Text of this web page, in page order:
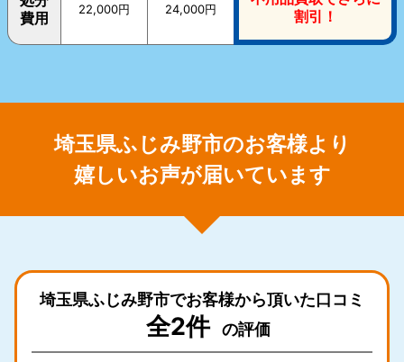
費用
22,000円 24,000円
割引！
埼玉県ふじみ野市のお客様より
嬉しいお声が届いています
埼玉県ふじみ野市でお客様から頂いた口コミ
全2件 の評価